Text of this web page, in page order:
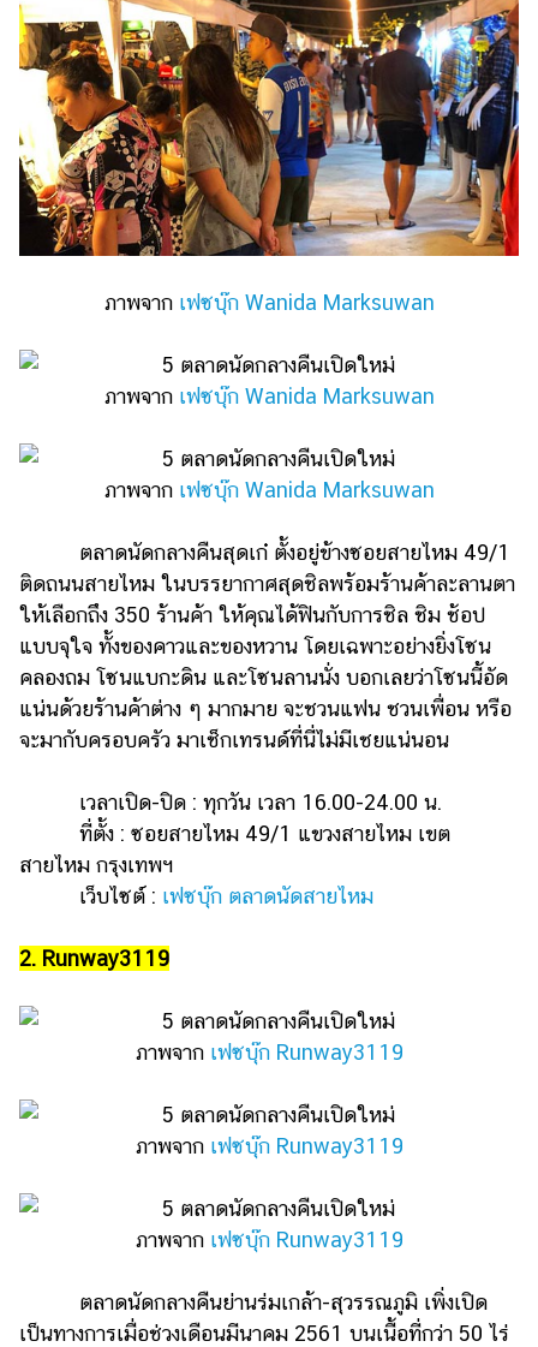
ท่อง
เที่ยว
สูตร
อาหาร
ง่ายๆ
ช้อป
ปิ้ง
ราคา
ทอง
ราคา
น้ำมัน
วา
ไร
แต่งงาน
แม่
สัตว์
Infographic
บริการ
เรียน
เลข
ภาพจาก เฟซบุ๊ก Wanida Marksuwan
ภาพจาก เฟซบุ๊ก Wanida Marksuwan
ภาพจาก เฟซบุ๊ก Wanida Marksuwan
ตลาดนัดกลางคืนสุดเก๋ ตั้งอยู่ข้างซอยสายไหม 49/1
ติดถนนสายไหม ในบรรยากาศสุดชิลพร้อมร้านค้าละลานตา
ให้เลือกถึง 350 ร้านค้า ให้คุณได้ฟินกับการชิล ชิม ช้อป
แบบจุใจ ทั้งของคาวและของหวาน โดยเฉพาะอย่างยิ่งโซน
คลองถม โซนแบกะดิน และโซนลานนั่ง บอกเลยว่าโซนนี้อัด
แน่นด้วยร้านค้าต่าง ๆ มากมาย จะชวนแฟน ชวนเพื่อน หรือ
จะมากับครอบครัว มาเช็กเทรนด์ที่นี่ไม่มีเชยแน่นอน
เวลาเปิด-ปิด : ทุกวัน เวลา 16.00-24.00 น.
ที่ตั้ง : ซอยสายไหม 49/1 แขวงสายไหม เขต
สายไหม กรุงเทพฯ
เว็บไซต์ : เฟซบุ๊ก ตลาดนัดสายไหม
2. Runway3119
ภาพจาก เฟซบุ๊ก Runway3119
ภาพจาก เฟซบุ๊ก Runway3119
ภาพจาก เฟซบุ๊ก Runway3119
ตลาดนัดกลางคืนย่านร่มเกล้า-สุวรรณภูมิ เพิ่งเปิด
เป็นทางการเมื่อช่วงเดือนมีนาคม 2561 บนเนื้อที่กว่า 50 ไร่